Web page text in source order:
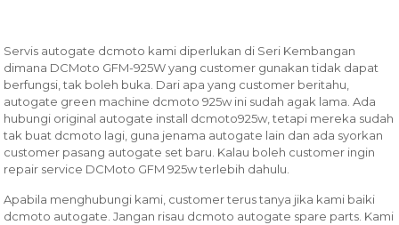
Servis autogate dcmoto kami diperlukan di Seri Kembangan
dimana DCMoto GFM-925W yang customer gunakan tidak dapat
berfungsi, tak boleh buka. Dari apa yang customer beritahu,
autogate green machine dcmoto 925w ini sudah agak lama. Ada
hubungi original autogate install dcmoto925w, tetapi mereka sudah
tak buat dcmoto lagi, guna jenama autogate lain dan ada syorkan
customer pasang autogate set baru. Kalau boleh customer ingin
repair service DCMoto GFM 925w terlebih dahulu.
Apabila menghubungi kami, customer terus tanya jika kami baiki
dcmoto autogate. Jangan risau dcmoto autogate spare parts. Kami